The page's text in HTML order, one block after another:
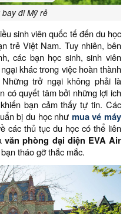
đi Mỹ rẻ
sinh viên quốc tế đến du học
trẻ Việt Nam. Tuy nhiên, bên
các bạn học sinh, sinh viên
khác trong việc hoàn thành
trở ngại không phải là
có quyết tâm bởi những lợi ich
bạn cảm thấy tự tin. Các
bị du học như mua vé máy
các thủ tục du học có thể liên
văn phòng đại diện EVA Air
tháo gỡ thắc mắc.